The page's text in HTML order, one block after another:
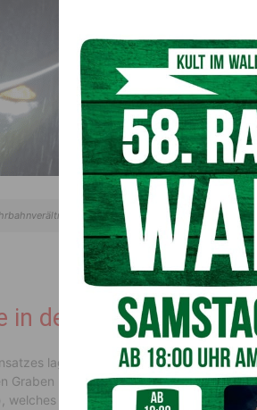
forderten gestern, Sonntag einen
den Graben
lag allerdings darin, das Auto,
Graben rutschte, zu bergen. Mithilfe des
, welches im Besitz der Feuerwehr